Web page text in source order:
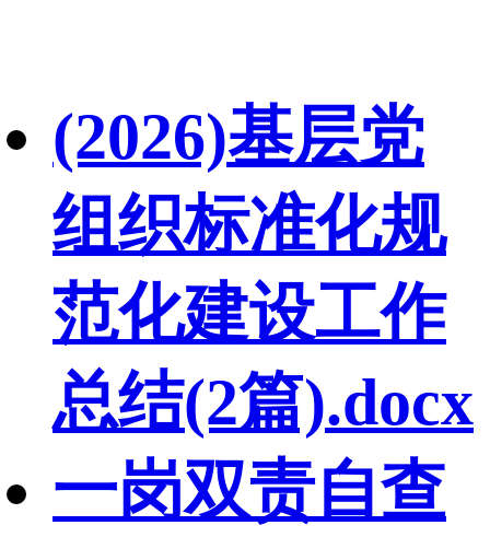
(2026)基层党
组织标准化规
范化建设工作
总结(2篇).docx
一岗双责自查